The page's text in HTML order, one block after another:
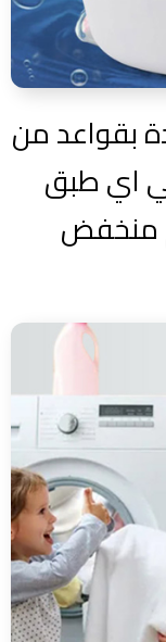
بقواعد من
اي طبق
منخفض